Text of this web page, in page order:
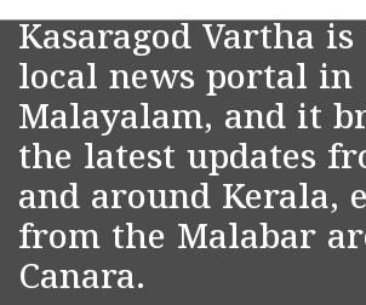
Kasaragod Vartha
local news portal in
Malayalam, and it
the latest updates
and around Kerala,
from the Malabar
Canara.